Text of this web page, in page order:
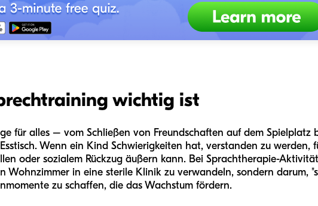
wichtig ist
für alles – vom Schließen von Freundschaften auf dem Spielplatz
Wenn ein Kind Schwierigkeiten hat, verstanden zu werden,
oder sozialem Rückzug äußern kann. Bei Sprachtherapie-
Wohnzimmer in eine sterile Klinik zu verwandeln, sondern darum,
zu schaffen, die das Wachstum fördern.